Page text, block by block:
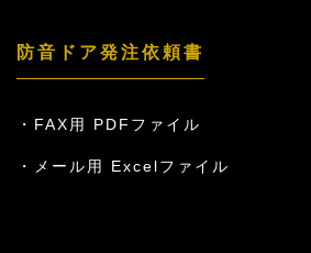
防音ドア発注依頼書
FAX用 PDFファイル
メール用 Excelファイル